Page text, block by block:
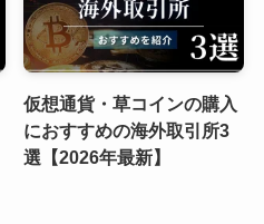
仮想通貨・草コインの購入
におすすめの海外取引所3
選【2026年最新】